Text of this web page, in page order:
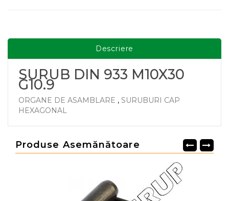
Descriere
SURUB DIN 933 M10X30
G10.9
ORGANE DE ASAMBLARE , SURUBURI CAP
HEXAGONAL
Produse Asemănătoare